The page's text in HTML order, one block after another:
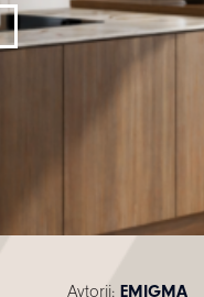
Avtorji: EMIGMA